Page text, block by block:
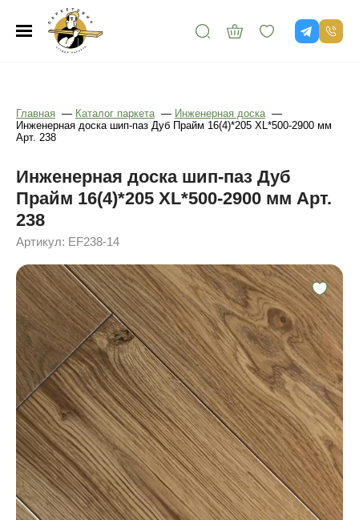
Главная — Каталог паркета — Инженерная доска —
Инженерная доска шип-паз Дуб Прайм 16(4)*205 XL*500-2900 мм
Арт. 238
Инженерная доска шип-паз Дуб
Прайм 16(4)*205 XL*500-2900 мм Арт.
238
Артикул: EF238-14